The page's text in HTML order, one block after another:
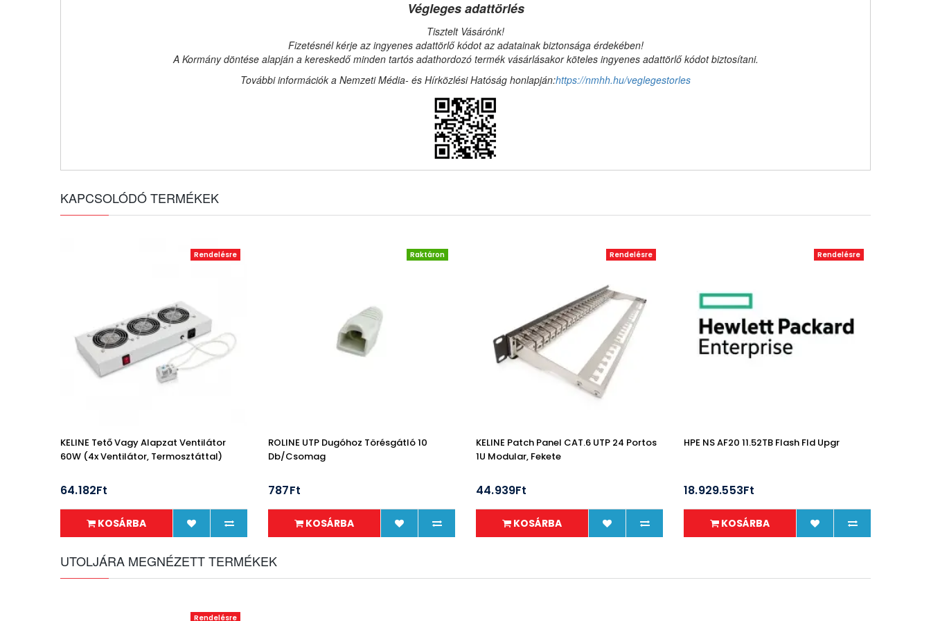
Végleges adattörlés
Tisztelt Vásárónk!
Fizetésnél kérje az ingyenes adattörlő kódot az adatainak biztonsága érdekében!
A Kormány döntése alapján a kereskedő minden tartós adathordozó termék vásárlásakor köteles ingyenes adattörlő kódot biztosítani.
További információk a Nemzeti Média- és Hírközlési Hatóság honlapján:https://nmhh.hu/veglegestorles
KAPCSOLÓDÓ TERMÉKEK
Rendelésre
KELINE Tető Vagy Alapzat Ventilátor
60W (4x Ventilátor, Termosztáttal)
64.182Ft
KOSÁRBA
Raktáron
ROLINE UTP Dugóhoz Törésgátló 10
Db/csomag
787Ft
KOSÁRBA
Rendelésre
KELINE Patch Panel CAT.6 UTP 24 Portos
1U Modular, Fekete
44.939Ft
KOSÁRBA
Rendelésre
HPE NS AF20 11.52TB Flash Fld Upgr
18.929.553Ft
KOSÁRBA
UTOLJÁRA MEGNÉZETT TERMÉKEK
Rendelésre